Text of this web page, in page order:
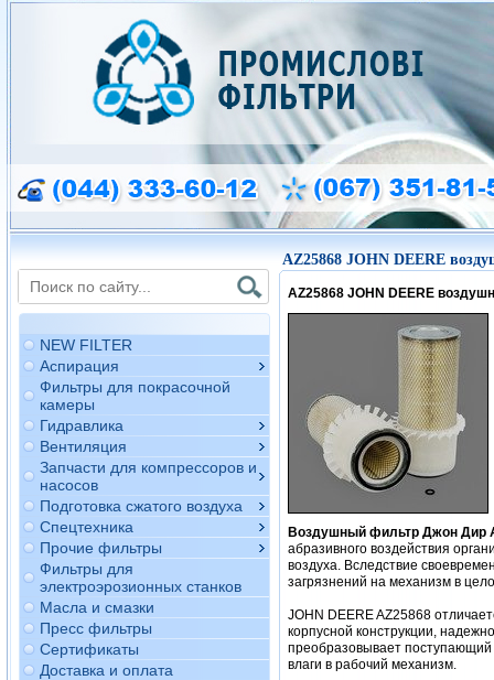
NEW FILTER
Аспирация
Фильтры для покрасочной
камеры
Гидравлика
Вентиляция
Запчасти для компрессоров и
насосов
Подготовка сжатого воздуха
Спецтехника
Прочие фильтры
Фильтры для
электроэрозионных станков
Масла и смазки
Пресс фильтры
Сертификаты
Доставка и оплата
AZ25868 JOHN DEERE
AZ25868 JOHN DEERE
Воздушный фильтр Джон Дир
абразивного воздействия
воздуха. Вследствие
загрязнений на механизм в
JOHN DEERE AZ25868
корпусной конструкции,
преобразовывает поступающий
влаги в рабочий механизм.